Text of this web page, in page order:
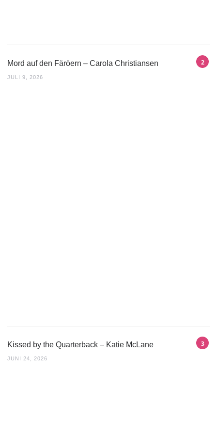
Mord auf den Färöern – Carola Christiansen
JULI 9, 2026
Kissed by the Quarterback – Katie McLane
JUNI 24, 2026